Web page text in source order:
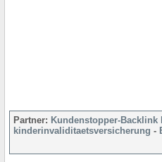
Partner: Kundenstopper-Backlink
kinderinvaliditaetsversicherung -